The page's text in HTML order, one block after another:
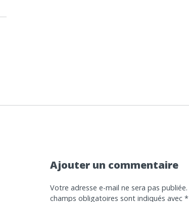
Ajouter un commentaire
Votre adresse e-mail ne sera pas publiée.
champs obligatoires sont indiqués avec*